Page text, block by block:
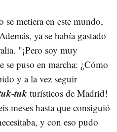
metiera en este mundo,
ya se había gastado
"¡Pero soy muy
se puso en marcha: ¿Cómo
y a la vez seguir
tuk turísticos de Madrid!
meses hasta que consiguió
y con eso pudo